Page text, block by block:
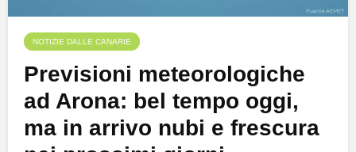
NOTIZIE DALLE CANARIE
Previsioni meteorologiche
ad Arona: bel tempo oggi,
ma in arrivo nubi e frescura